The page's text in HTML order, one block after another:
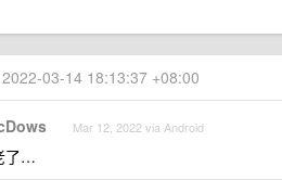
2022-03-14 18:13:37 +08:00
Mar 12, 2022 via Android
了…